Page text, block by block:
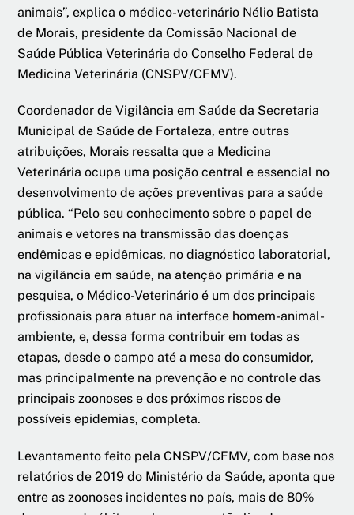
animais”, explica o médico-veterinário Nélio Batista
de Morais, presidente da Comissão Nacional de
Saúde Pública Veterinária do Conselho Federal de
Medicina Veterinária (CNSPV/CFMV).
Coordenador de Vigilância em Saúde da Secretaria
Municipal de Saúde de Fortaleza, entre outras
atribuições, Morais ressalta que a Medicina
Veterinária ocupa uma posição central e essencial no
desenvolvimento de ações preventivas para a saúde
pública. “Pelo seu conhecimento sobre o papel de
animais e vetores na transmissão das doenças
endêmicas e epidêmicas, no diagnóstico laboratorial,
na vigilância em saúde, na atenção primária e na
pesquisa, o Médico-Veterinário é um dos principais
profissionais para atuar na interface homem-animal-
ambiente, e, dessa forma contribuir em todas as
etapas, desde o campo até a mesa do consumidor,
mas principalmente na prevenção e no controle das
principais zoonoses e dos próximos riscos de
possíveis epidemias, completa.
Levantamento feito pela CNSPV/CFMV, com base nos
relatórios de 2019 do Ministério da Saúde, aponta que
entre as zoonoses incidentes no país, mais de 80%